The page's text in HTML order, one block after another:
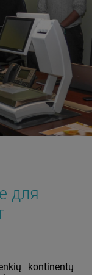
для
kontinentų